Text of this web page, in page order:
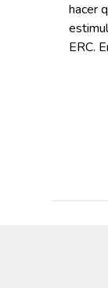
hacer
ERC.